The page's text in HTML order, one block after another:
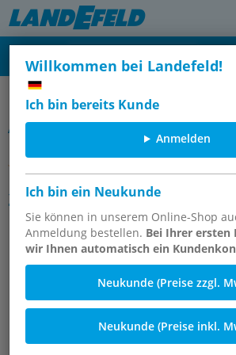
Willkommen bei Landefeld!
Ich bin bereits Kunde
Anmelden
Ich bin ein Neukunde
Sie können in unserem Online-Shop
Anmeldung bestellen. Bei Ihrer ersten
wir Ihnen automatisch ein
Neukunde (Preise zzgl.
Neukunde (Preise inkl.
Magnetventile (Wasserventile) - 2/2-
Artikelgruppe
2/2-Wege Magnetventile
Edelstahl,
Line